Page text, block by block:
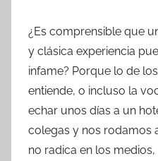
¿Es comprensible que
y clásica experiencia
infame? Porque lo de
entiende, o incluso la
echar unos días a un
colegas y nos rodamos
no radica en los